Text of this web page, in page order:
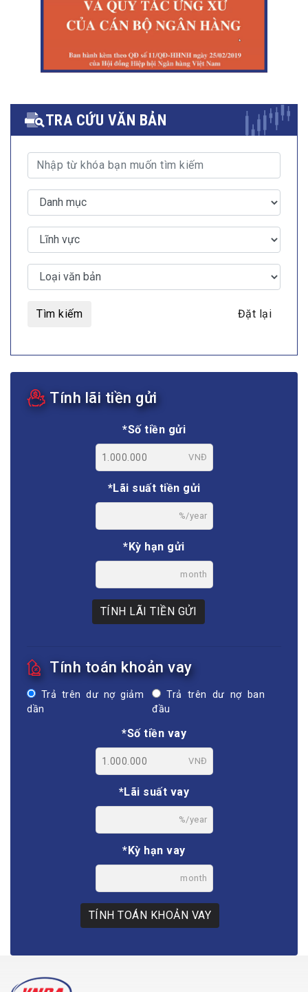
TRA CỨU VĂN BẢN
Tìm kiếm Đặt lại
Tính lãi tiền gửi
*Số tiền gửi
VNĐ
*Lãi suất tiền gửi
%/year
*Kỳ hạn gửi
month
TÍNH LÃI TIỀN GỬI
Tính toán khoản vay
Trả trên dư nợ giảm
dần
Trả trên dư nợ ban
đầu
*Số tiền vay
VNĐ
*Lãi suất vay
%/year
*Kỳ hạn vay
month
TÍNH TOÁN KHOẢN VAY